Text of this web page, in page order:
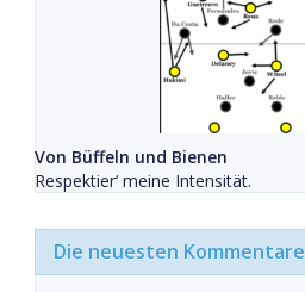
Von Büffeln und Bienen
Respektier‘ meine Intensität.
Die neuesten Kommentare